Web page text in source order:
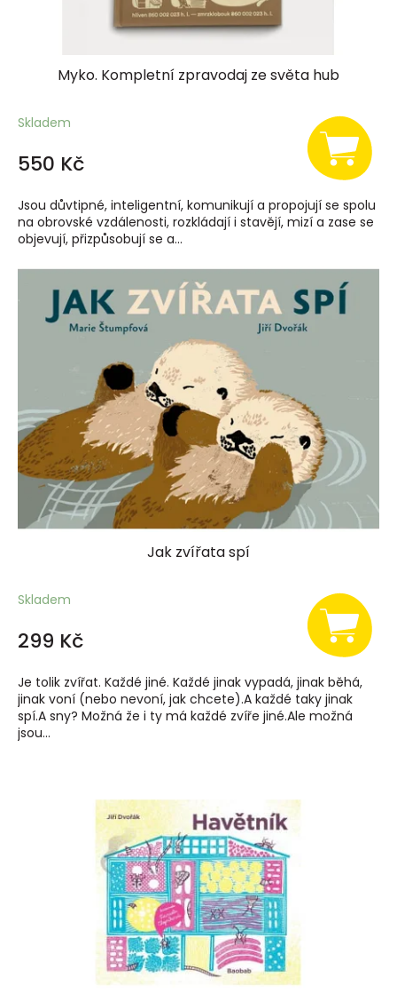
Myko. Kompletní zpravodaj ze světa hub
Skladem
550 Kč
Jsou důvtipné, inteligentní, komunikují a propojují se spolu
na obrovské vzdálenosti, rozkládají i stavějí, mizí a zase se
objevují, přizpůsobují se a...
Jak zvířata spí
Skladem
299 Kč
Je tolik zvířat. Každé jiné. Každé jinak vypadá, jinak běhá,
jinak voní (nebo nevoní, jak chcete).A každé taky jinak
spí.A sny? Možná že i ty má každé zvíře jiné.Ale možná
jsou...